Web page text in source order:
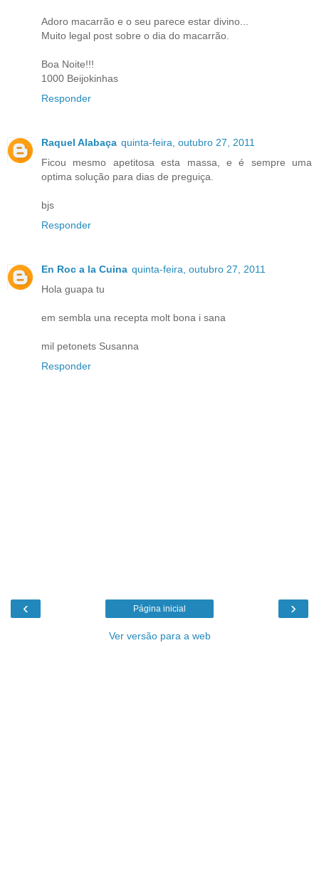
Adoro macarrão e o seu parece estar divino...
Muito legal post sobre o dia do macarrão.
Boa Noite!!!
1000 Beijokinhas
Responder
Raquel Alabaça quinta-feira, outubro 27, 2011
Ficou mesmo apetitosa esta massa, e é sempre uma
optima solução para dias de preguiça.
bjs
Responder
En Roc a la Cuina quinta-feira, outubro 27, 2011
Hola guapa tu
em sembla una recepta molt bona i sana
mil petonets Susanna
Responder
‹ ›
Página inicial
Ver versão para a web